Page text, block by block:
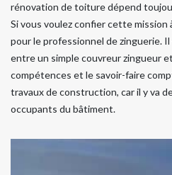
rénovation de toiture dépend
Si vous voulez confier cette
pour le professionnel de zinguerie.
entre un simple couvreur zingueur
compétences et le savoir-faire
travaux de construction, car il y va
occupants du bâtiment.